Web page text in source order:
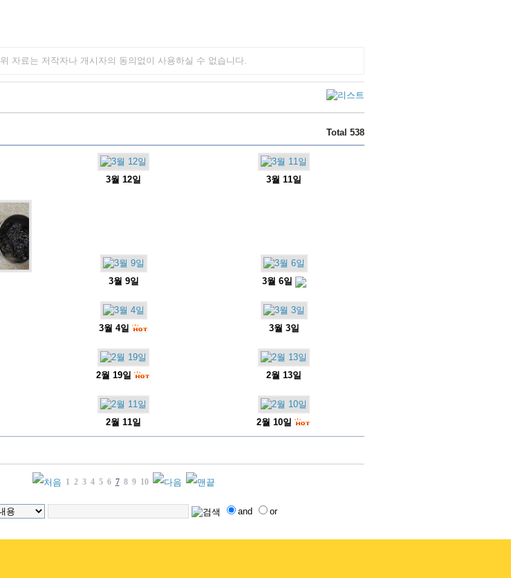
위 자료는 저작자나 개시자의 동의없이 사용하실 수 없습니다.
Total 538
3월 12일 3월 11일
3월 9일 3월 6일
3월 4일 3월 3일
2월 19일 2월 13일
2월 11일 2월 10일
1 2 3 4 5 6 7 8 9 10
and or